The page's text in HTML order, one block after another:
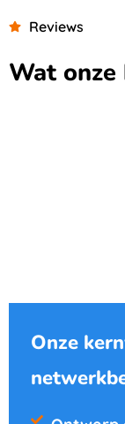
Reviews
Wat
Onze